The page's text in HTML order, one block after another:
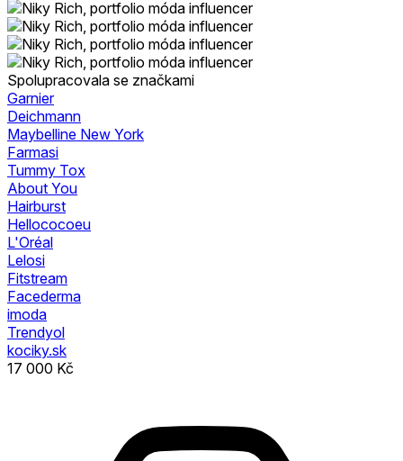
Spolupracovala se značkami
Garnier
Deichmann
Maybelline New York
Farmasi
Tummy Tox
About You
Hairburst
Hellococoeu
L'Oréal
Lelosi
Fitstream
Facederma
imoda
Trendyol
kociky.sk
17 000 Kč